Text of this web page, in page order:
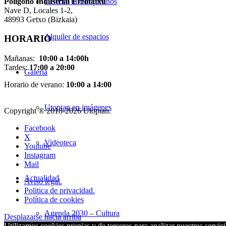
Alquiler de espacios
Galería
Utopian en imágenes
Videoteca
Actualidad
Agenda 2030 – Cultura
Nave D, Locales 1-2,
48993 Getxo (Bizkaia)
HORARIO
Mañanas: 10:00 a 14:00h
Tardes:17:00 a 20:00
Horario de verano: 10:00 a 14:00
Copyright ® 2018-2026 Utopian.
Facebook
X
Youtube
Instagram
Mail
Aviso legal.
Politica de privacidad.
Política de cookies
Desplazarse hacia arriba